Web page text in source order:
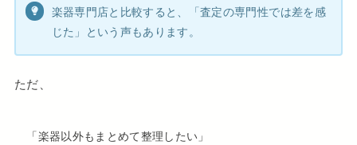
楽器専門店と比較すると、「査定の専門性では差を感
じた」という声もあります。
ただ、
「楽器以外もまとめて整理したい」